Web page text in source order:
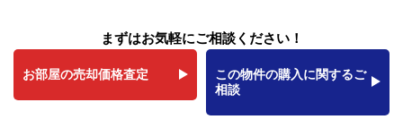
まずはお気軽にご相談ください！
お部屋の売却価格査定
この物件の購入に関するご
相談